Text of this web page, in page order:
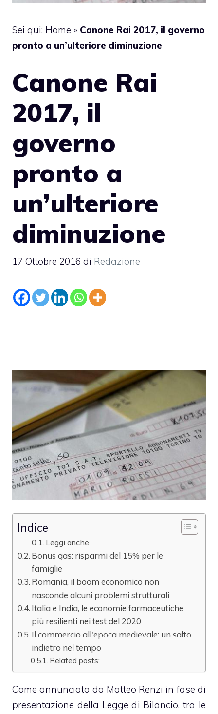
Sei qui: Home » Canone Rai 2017, il governo
pronto a un’ulteriore diminuzione
Canone Rai
2017, il
governo
pronto a
un’ulteriore
diminuzione
17 Ottobre 2016 di Redazione
Indice
Leggi anche
Bonus gas: risparmi del 15% per le
famiglie
Romania, il boom economico non
nasconde alcuni problemi strutturali
Italia e India, le economie farmaceutiche
più resilienti nei test del 2020
Il commercio all'epoca medievale: un salto
indietro nel tempo
Related posts:
Come annunciato da Matteo Renzi in fase di
presentazione della Legge di Bilancio, tra le